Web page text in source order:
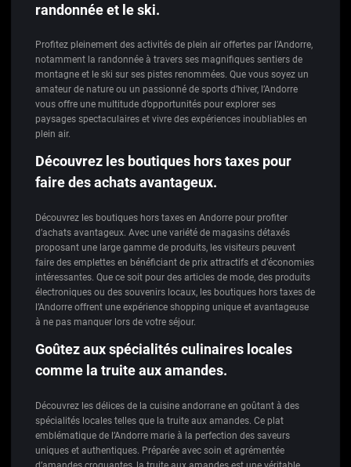
randonnée et le ski.
Profitez pleinement des activités de plein air offertes par l’Andorre,
notamment la randonnée à travers ses magnifiques sentiers de
montagne et le ski sur ses pistes renommées. Que vous soyez un
amateur de nature ou un passionné de sports d’hiver, l’Andorre
vous offre une multitude d’opportunités pour explorer ses
paysages spectaculaires et vivre des expériences inoubliables en
plein air.
Découvrez les boutiques hors taxes pour
faire des achats avantageux.
Découvrez les boutiques hors taxes en Andorre pour profiter
d’achats avantageux. Avec une variété de magasins détaxés
proposant une large gamme de produits, les visiteurs peuvent
faire des emplettes en bénéficiant de prix attractifs et d’économies
intéressantes. Que ce soit pour des articles de mode, des produits
électroniques ou des souvenirs locaux, les boutiques hors taxes de
l’Andorre offrent une expérience shopping unique et avantageuse
à ne pas manquer lors de votre séjour.
Goûtez aux spécialités culinaires locales
comme la truite aux amandes.
Découvrez les délices de la cuisine andorrane en goûtant à des
spécialités locales telles que la truite aux amandes. Ce plat
emblématique de l’Andorre marie à la perfection des saveurs
uniques et authentiques. Préparée avec soin et agrémentée